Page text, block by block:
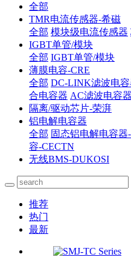
全部
TMR电流传感器-希磁
全部 模块级电流传感器
IGBT单管/模块
全部 IGBT单管/模块
薄膜电容-CRE
全部 DC-LINK滤波电容
合电容器 AC滤波电容器
隔离/驱动芯片-荣湃
铝电解电容器
全部 固态铝电解电容器
容-CECTN
无线BMS-DUKOSI
推荐
热门
最新